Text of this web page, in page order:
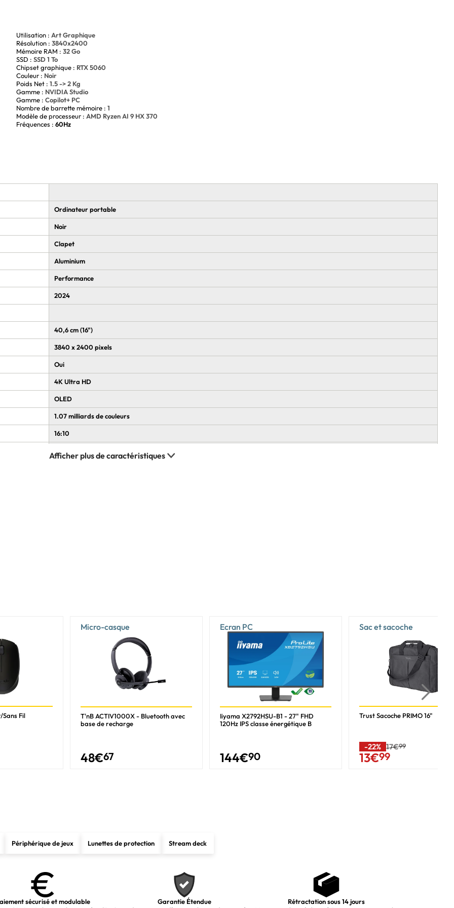
Utilisation : Art Graphique
Résolution : 3840x2400
Mémoire RAM : 32 Go
SSD : SSD 1 To
Chipset graphique : RTX 5060
Couleur : Noir
Poids Net : 1.5 -> 2 Kg
Gamme : NVIDIA Studio
Gamme : Copilot+ PC
Nombre de barrette mémoire : 1
Modèle de processeur : AMD Ryzen AI 9 HX 370
Fréquences : 60Hz
Ordinateur portable
Noir
Clapet
Aluminium
Performance
2024
40,6 cm (16")
3840 x 2400 pixels
Oui
4K Ultra HD
OLED
1.07 milliards de couleurs
16:10
AMD Ryzen AI 9 HX
AMD Ryzen AI 300 Series
80 TOPs
Sans Fil
Micro-casque
T'nB ACTIV1000X - Bluetooth avec
base de recharge
48€67
Ecran PC
Iiyama X2792HSU-B1 - 27" FHD
120Hz IPS classe énergétique B
144€90
Sac et sacoche
Trust Sacoche PRIMO 16"
-22% 17€99
13€99
Périphérique de jeux Lunettes de protection Stream deck
sécurisé et modulable
Garantie Étendue
Rétractation sous 14 jours